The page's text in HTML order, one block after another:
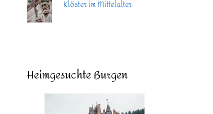
Klöster im Mittelalter
Heimgesuchte Burgen